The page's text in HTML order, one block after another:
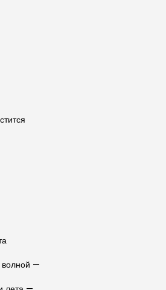
волной —